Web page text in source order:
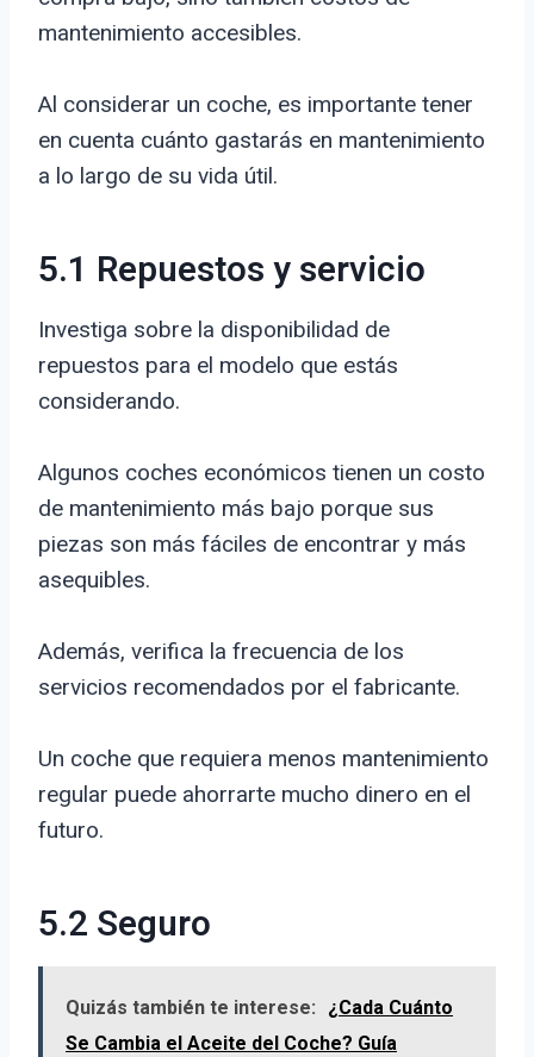
mantenimiento accesibles.
Al considerar un coche, es importante tener
en cuenta cuánto gastarás en mantenimiento
a lo largo de su vida útil.
5.1 Repuestos y servicio
Investiga sobre la disponibilidad de
repuestos para el modelo que estás
considerando.
Algunos coches económicos tienen un costo
de mantenimiento más bajo porque sus
piezas son más fáciles de encontrar y más
asequibles.
Además, verifica la frecuencia de los
servicios recomendados por el fabricante.
Un coche que requiera menos mantenimiento
regular puede ahorrarte mucho dinero en el
futuro.
5.2 Seguro
Quizás también te interese:
¿Cada Cuánto
Se Cambia el Aceite del Coche? Guía